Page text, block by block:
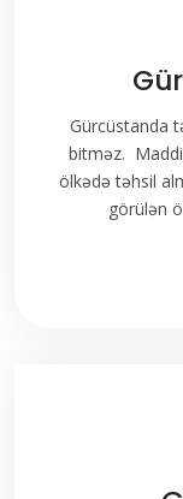
Gürcüstanda
bitməz.
ölkədə təhsil
görülən